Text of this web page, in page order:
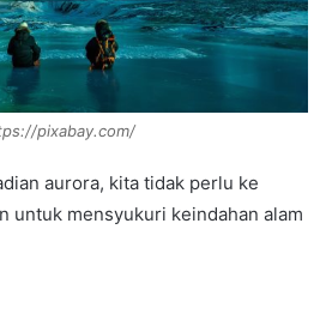
pixabay.com/
aurora, kita tidak perlu ke
untuk mensyukuri keindahan alam